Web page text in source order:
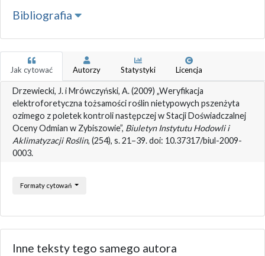
Bibliografia
Jak cytować Autorzy Statystyki Licencja
Drzewiecki, J. i Mrówczyński, A. (2009) „Weryfikacja
elektroforetyczna tożsamości roślin nietypowych pszenżyta
ozimego z poletek kontroli następczej w Stacji Doświadczalnej
Oceny Odmian w Zybiszowie”, Biuletyn Instytutu Hodowli i
Aklimatyzacji Roślin, (254), s. 21–39. doi: 10.37317/biul-2009-
0003.
Formaty cytowań
Inne teksty tego samego autora